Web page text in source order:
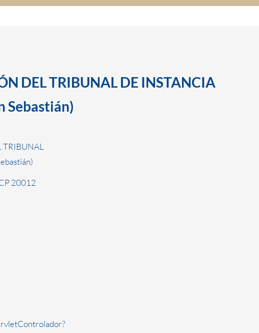
DEL TRIBUNAL DE INSTANCIA
Sebastián)
TRIBUNAL
20012